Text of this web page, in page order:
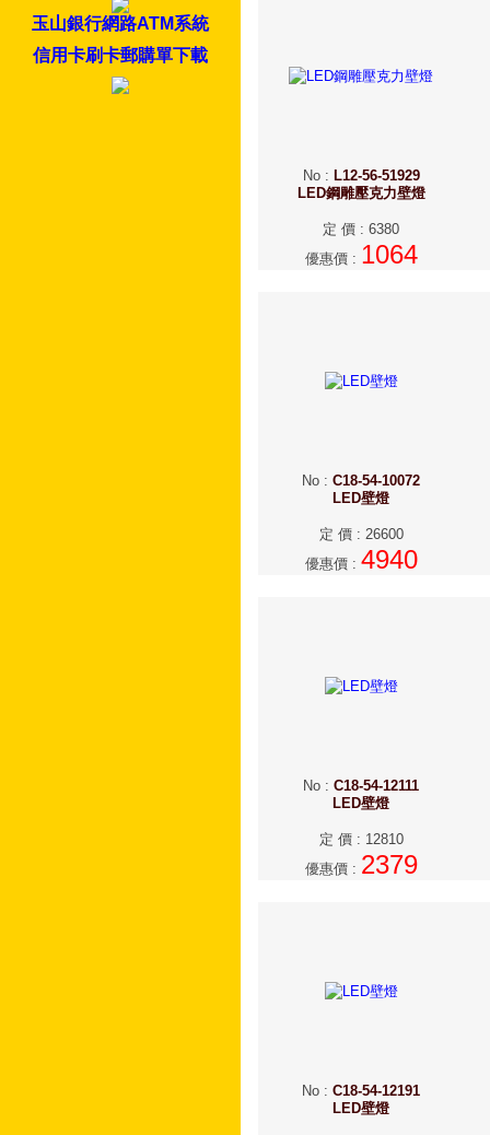
玉山銀行網路ATM系統
信用卡刷卡郵購單下載
No: L12-56-51929
LED鋼雕壓克力壁燈
定 價 : 6380
優惠價: 1064
No : C18-54-10072
LED壁燈
定 價: 26600
優惠價: 4940
No : C18-54-12111
LED壁燈
定 價: 12810
優惠價: 2379
No : C18-54-12191
LED壁燈